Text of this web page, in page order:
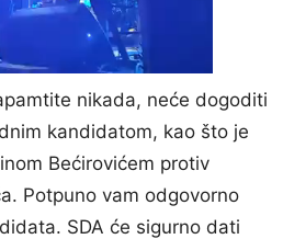
nikada, neće dogoditi
kandidatom, kao što je
Bećirovićem protiv
Potpuno vam odgovorno
SDA će sigurno dati